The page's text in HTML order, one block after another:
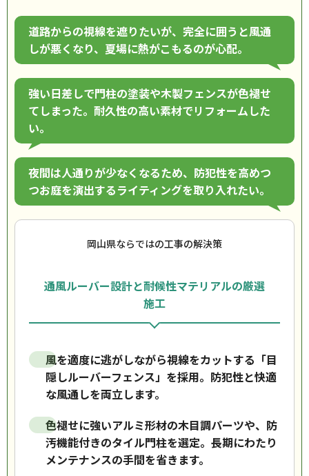
道路からの視線を遮りたいが、完全に囲うと風通
しが悪くなり、夏場に熱がこもるのが心配。
強い日差しで門柱の塗装や木製フェンスが色褪せ
てしまった。耐久性の高い素材でリフォームした
い。
夜間は人通りが少なくなるため、防犯性を高めつ
つお庭を演出するライティングを取り入れたい。
岡山県ならではの工事の解決策
通風ルーバー設計と耐候性マテリアルの厳選
施工
風を適度に逃がしながら視線をカットする「目
隠しルーバーフェンス」を採用。防犯性と快適
な風通しを両立します。
色褪せに強いアルミ形材の木目調パーツや、防
汚機能付きのタイル門柱を選定。長期にわたり
メンテナンスの手間を省きます。